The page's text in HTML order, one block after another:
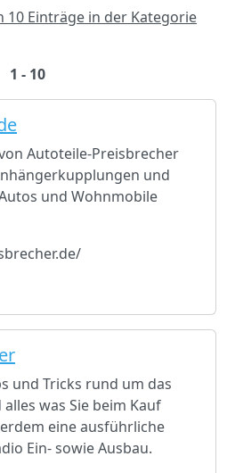
Einträge in der Kategorie
1 - 10
Autoteile-Preisbrecher
und
und Wohnmobile
und Tricks rund um das
was Sie beim Kauf
eine ausführliche
Ein- sowie Ausbau.